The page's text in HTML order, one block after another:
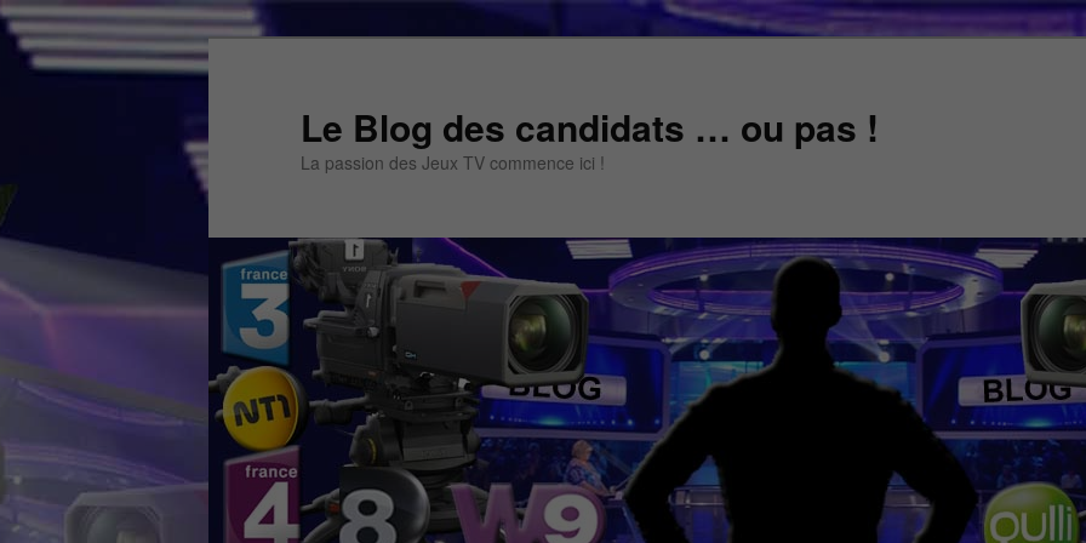
Aller
Le Blog des candidats … ou pas !
La passion des Jeux TV commence ici !